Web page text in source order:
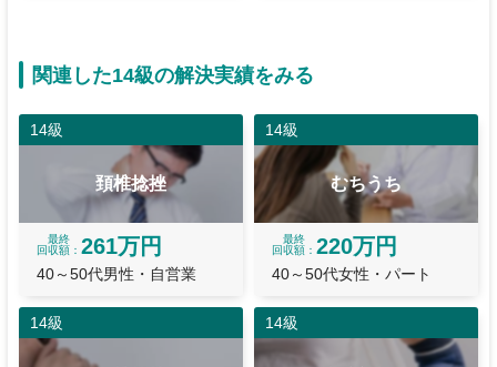
関連した14級の解決実績をみる
14級
頚椎捻挫
最終
回収額
261万円
40～50代男性・自営業
14級
むちうち
最終
回収額
220万円
40～50代女性・パート
14級 14級